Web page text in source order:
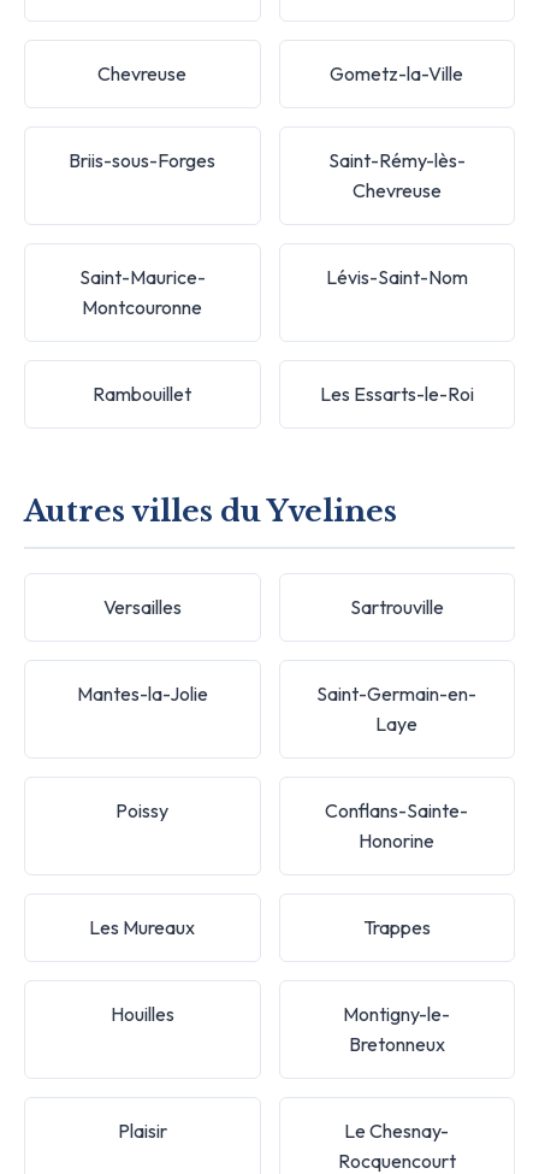
Chevreuse Gometz-la-Ville
Briis-sous-Forges
Saint-Rémy-lès-
Chevreuse
Saint-Maurice-
Montcouronne
Lévis-Saint-Nom
Rambouillet Les Essarts-le-Roi
Autres villes du Yvelines
Versailles Sartrouville
Mantes-la-Jolie
Saint-Germain-en-
Laye
Poissy
Conflans-Sainte-
Honorine
Les Mureaux Trappes
Houilles
Montigny-le-
Bretonneux
Plaisir
Le Chesnay-
Rocquencourt